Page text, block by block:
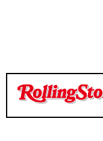
TEMPO DI LETTURA 2
TEMPO DI LETTURA 2